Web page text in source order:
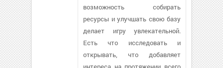
возможность собирать
ресурсы и улучшать свою базу
делает игру увлекательной.
Есть что исследовать и
открывать, что добавляет